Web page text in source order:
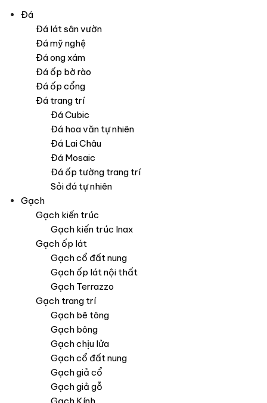
Đá
Đá lát sân vườn
Đá mỹ nghệ
Đá ong xám
Đá ốp bờ rào
Đá ốp cổng
Đá trang trí
Đá Cubic
Đá hoa văn tự nhiên
Đá Lai Châu
Đá Mosaic
Đá ốp tường trang trí
Sỏi đá tự nhiên
Gạch
Gạch kiến trúc
Gạch kiến trúc Inax
Gạch ốp lát
Gạch cổ đất nung
Gạch ốp lát nội thất
Gạch Terrazzo
Gạch trang trí
Gạch bê tông
Gạch bông
Gạch chịu lửa
Gạch cổ đất nung
Gạch giả cổ
Gạch giả gỗ